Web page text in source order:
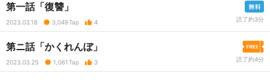
第一話「復讐」
2023.03.18 3,049Tap 4 読了約3分
第ニ話「かくれんぼ」
2023.03.25 1,061Tap 3 読了約4分